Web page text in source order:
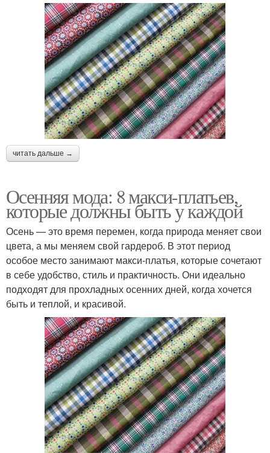
читать дальше →
Осенняя мода: 8 макси-платьев,
которые должны быть у каждой
Осень — это время перемен, когда природа меняет свои
цвета, а мы меняем свой гардероб. В этот период
особое место занимают макси-платья, которые сочетают
в себе удобство, стиль и практичность. Они идеально
подходят для прохладных осенних дней, когда хочется
быть и теплой, и красивой.